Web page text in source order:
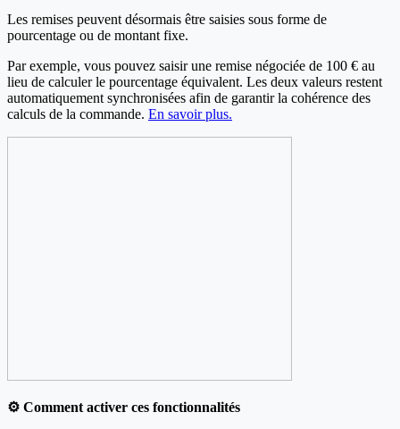
Les remises peuvent désormais être saisies sous forme de
pourcentage ou de montant fixe.
Par exemple, vous pouvez saisir une remise négociée de 100 € au
lieu de calculer le pourcentage équivalent. Les deux valeurs restent
automatiquement synchronisées afin de garantir la cohérence des
calculs de la commande. En savoir plus.
⚙️ Comment activer ces fonctionnalités